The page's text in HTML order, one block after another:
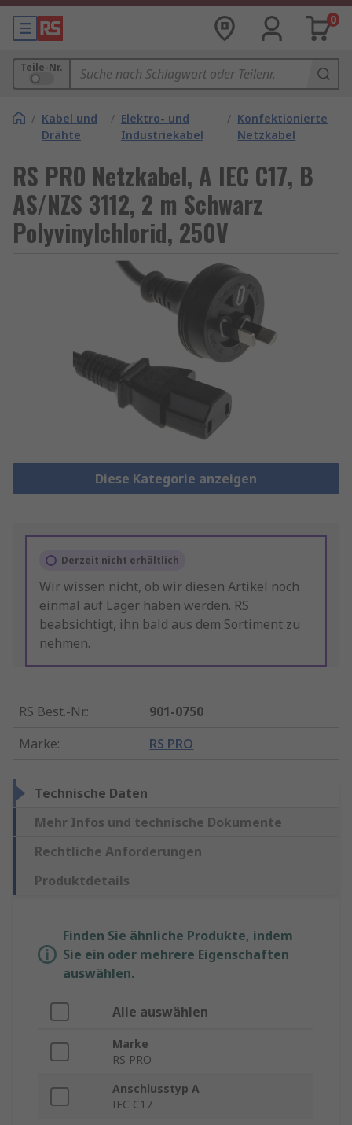
0
Teile-Nr.
/ Kabel und
Drähte
/ Elektro- und
Industriekabel
/ Konfektionierte
Netzkabel
RS PRO Netzkabel, A IEC C17, B
AS/NZS 3112, 2 m Schwarz
Polyvinylchlorid, 250V
Diese Kategorie anzeigen
Derzeit nicht erhältlich
Wir wissen nicht, ob wir diesen Artikel noch
einmal auf Lager haben werden. RS
beabsichtigt, ihn bald aus dem Sortiment zu
nehmen.
RS Best.-Nr.:
901-0750
Marke: RS PRO
Technische Daten
Mehr Infos und technische Dokumente
Rechtliche Anforderungen
Produktdetails
Finden Sie ähnliche Produkte, indem
Sie ein oder mehrere Eigenschaften
auswählen.
Alle auswählen
Marke
RS PRO
Anschlusstyp A
IEC C17